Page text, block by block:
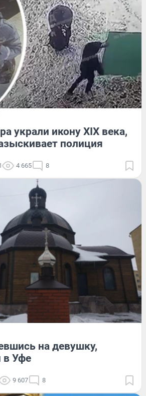
украли икону XIX века,
полиция
4 665 8
на девушку,
в Уфе
9 607 8